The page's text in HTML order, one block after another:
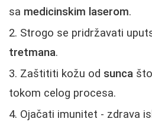
sa medicinskim laserom.
Strogo se pridržavati
tretmana.
Zaštititi kožu od sunca
tokom celog procesa.
Ojačati imunitet - zdrava